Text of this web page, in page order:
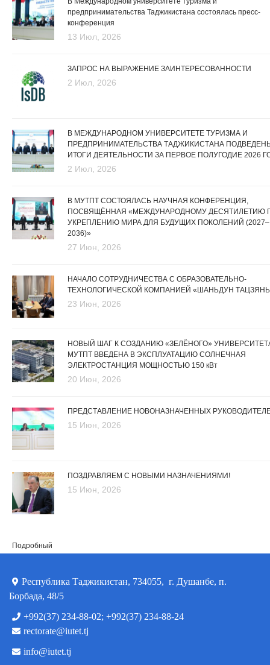
предпринимательства Таджикистана состоялась пресс-
конференция
13 Июл, 2026
ЗАПРОС НА ВЫРАЖЕНИЕ ЗАИНТЕРЕСОВАННОСТИ
2 Июл, 2026
В МЕЖДУНАРОДНОМ УНИВЕРСИТЕТЕ ТУРИЗМА И
ПРЕДПРИНИМАТЕЛЬСТВА ТАДЖИКИСТАНА
ИТОГИ ДЕЯТЕЛЬНОСТИ ЗА ПЕРВОЕ ПОЛУГОДИЕ 2026
2 Июл, 2026
В МУТПТ СОСТОЯЛАСЬ НАУЧНАЯ КОНФЕРЕНЦИЯ,
ПОСВЯЩЁННАЯ «МЕЖДУНАРОДНОМУ ДЕСЯТИЛЕТИЮ
УКРЕПЛЕНИЮ МИРА ДЛЯ БУДУЩИХ ПОКОЛЕНИЙ (2027–
2036)»
27 Июн, 2026
НАЧАЛО СОТРУДНИЧЕСТВА С ОБРАЗОВАТЕЛЬНО-
ТЕХНОЛОГИЧЕСКОЙ КОМПАНИЕЙ «ШАНЬДУН
23 Июн, 2026
НОВЫЙ ШАГ К СОЗДАНИЮ «ЗЕЛЁНОГО»
МУТПТ ВВЕДЕНА В ЭКСПЛУАТАЦИЮ СОЛНЕЧНАЯ
ЭЛЕКТРОСТАНЦИЯ МОЩНОСТЬЮ 150 кВт
20 Июн, 2026
ПРЕДСТАВЛЕНИЕ НОВОНАЗНАЧЕННЫХ
15 Июн, 2026
ПОЗДРАВЛЯЕМ С НОВЫМИ НАЗНАЧЕНИЯМИ!
15 Июн, 2026
Подробный
Республика Таджикистан, 734055, г. Душанбе, п.
Борбада, 48/5
+992(37) 234-88-02; +992(37) 234-88-24
rectorate@iutet.tj
info@iutet.tj